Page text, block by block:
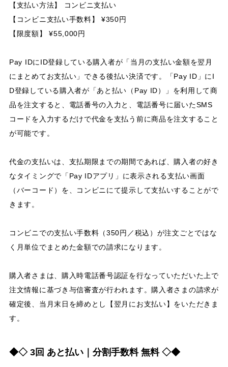
【支払い方法】 コンビニ支払い
【コンビニ支払い手数料】 ¥350円
【限度額】 ¥55,000円
Pay IDにID登録している購入者が「当月の支払い金額を翌月
にまとめてお支払い」できる後払い決済です。「Pay ID」にI
D登録している購入者が「あと払い（Pay ID）」を利用して商
品を注文すると、電話番号の入力と、電話番号に届いたSMS
コードを入力するだけで代金を支払う前に商品を注文すること
が可能です。
代金の支払いは、支払期限までの期間であれば、購入者の好き
なタイミングで「Pay IDアプリ」に表示される支払い画面
（バーコード）を、コンビニにて提示して支払いすることがで
きます。
コンビニでの支払い手数料（350円／税込）が注文ごとではな
く月単位でまとめた金額での請求になります。
購入者さまは、購入時電話番号認証を行なっていただいた上で
注文情報に基づき与信審査が行われます。購入者さまの請求が
確定後、当月末日を締めとし【翌月にお支払い】をいただきま
す。
◆◇ 3回 あと払い｜分割手数料 無料 ◇◆